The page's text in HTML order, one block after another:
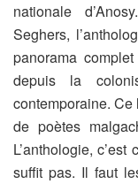
nationale d’Anosy.
Seghers,
panorama
depuis la
contemporaine.
de poètes
L’anthologie,
suffit pas. Il faut